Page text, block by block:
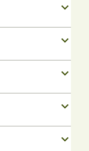
keyboard_arrow_down
keyboard_arrow_down
keyboard_arrow_down
keyboard_arrow_down
keyboard_arrow_down